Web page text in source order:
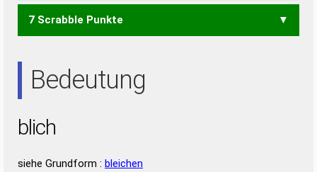
BILCH
7 Scrabble Punkte
Bedeutung
blich
siehe Grundform : bleichen